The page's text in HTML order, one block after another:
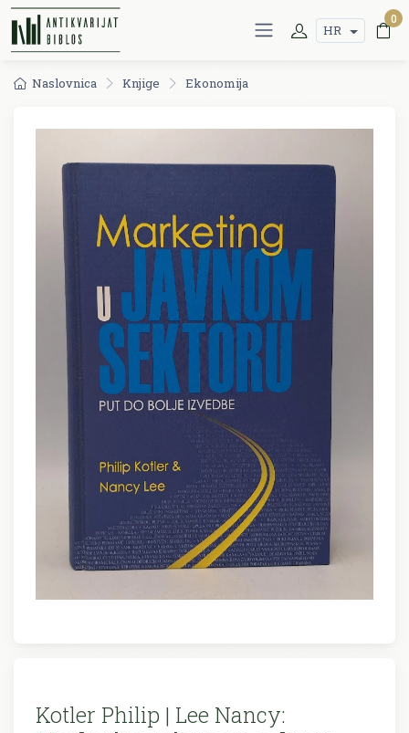
HR
0
Naslovnica Knjige Ekonomija
Kotler Philip | Lee Nancy: